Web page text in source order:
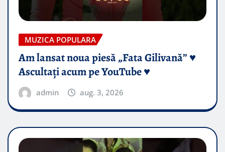
MUZICA POPULARA
Am lansat noua piesă „Fata Gilivană” ♥️
Ascultați acum pe YouTube ♥️
admin aug. 3, 2026